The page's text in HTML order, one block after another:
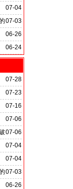
“芒果
07-04
研讨会
07-03
06-26
06-24
07-28
07-23
07-16
07-06
07-06
07-04
“芒果
07-04
研讨会
07-03
06-26